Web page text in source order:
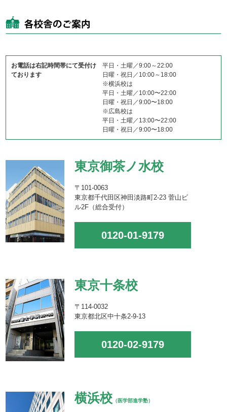
お電話は右記時間帯にて受付け
ております
平日・土曜／9:00～22:00
日曜・祝日／10:00～18:00
※横浜校は
平日・土曜／10:00〜22:00
日曜・祝日／9:00〜18:00
※広島校は
平日・土曜／13:00〜22:00
日曜・祝日／9:00〜18:00
東京御茶ノ水校
〒101-0063
東京都千代田区神田淡路町2-23 菅山ビ
ル2F（総合受付）
0120-01-9179
東京十条校
〒114-0032
東京都北区中十条2-9-13
0120-02-9179
横浜校 （医学部進学塾）